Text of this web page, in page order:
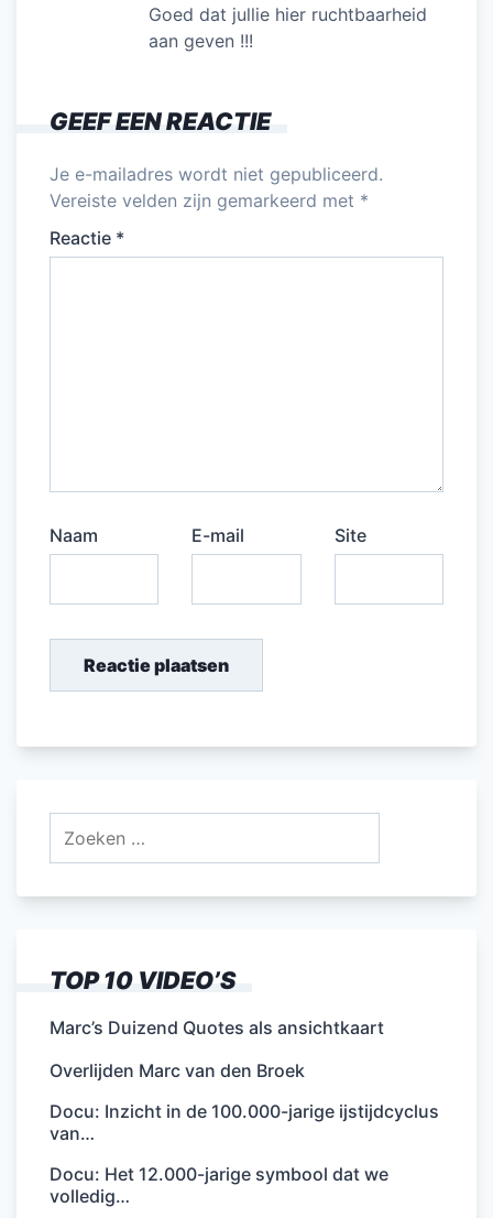
Goed dat jullie hier ruchtbaarheid
aan geven !!!
GEEF EEN REACTIE
Je e-mailadres wordt niet gepubliceerd.
Vereiste velden zijn gemarkeerd met *
Reactie *
Naam E-mail Site
TOP 10 VIDEO’S
Marc’s Duizend Quotes als ansichtkaart
Overlijden Marc van den Broek
Docu: Inzicht in de 100.000-jarige ijstijdcyclus
van…
Docu: Het 12.000-jarige symbool dat we
volledig…